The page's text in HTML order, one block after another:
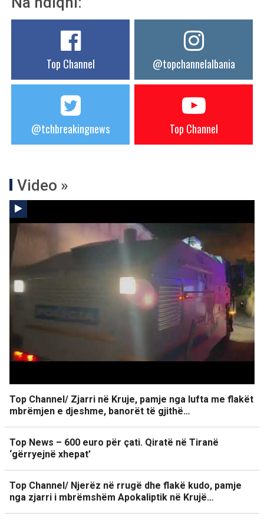
Top Channel @topchannelalbania
@tchbreakingnews Top Channel
Video »
Top Channel/ Zjarri në Kruje, pamje nga lufta me flakët
mbrëmjen e djeshme, banorët të gjithë…
Top News – 600 euro për çati. Qiratë në Tiranë
‘gërryejnë xhepat’
Top Channel/ Njerëz në rrugë dhe flakë kudo, pamje
nga zjarri i mbrëmshëm Apokaliptik në Krujë…